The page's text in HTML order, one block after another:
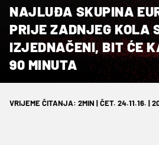
NAJLUĐA SKUPINA
PRIJE ZADNJEG KOLA
IZJEDNAČENI, BIT ĆE
90 MINUTA
VRIJEME ČITANJA: 2MIN | ČET. 24.11.16. |